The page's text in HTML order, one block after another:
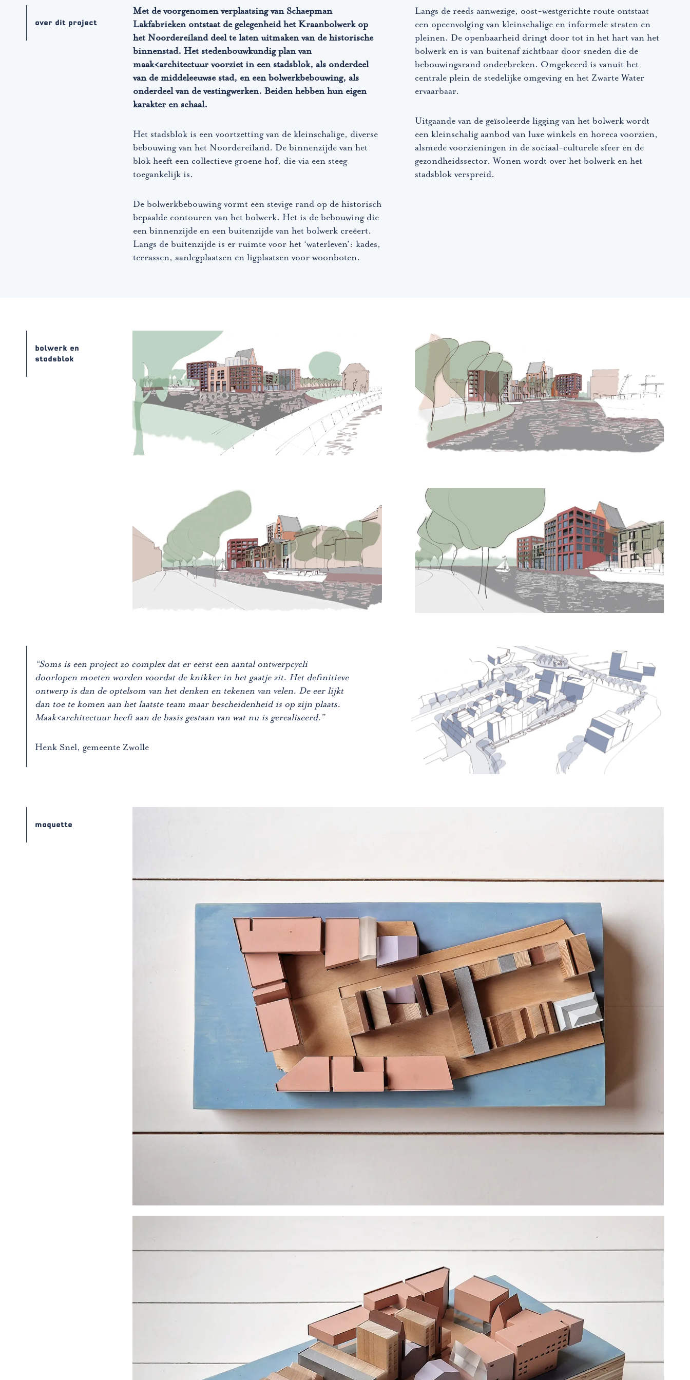
over dit project
Met de voorgenomen verplaatsing van Schaepman
Lakfabrieken ontstaat de gelegenheid het Kraanbolwerk op
het Noordereiland deel te laten uitmaken van de historische
binnenstad. Het stedenbouwkundig plan van
maak<architectuur voorziet in een stadsblok, als onderdeel
van de middeleeuwse stad, en een bolwerkbebouwing, als
onderdeel van de vestingwerken. Beiden hebben hun eigen
karakter en schaal.
Het stadsblok is een voortzetting van de kleinschalige, diverse
bebouwing van het Noordereiland. De binnenzijde van het
blok heeft een collectieve groene hof, die via een steeg
toegankelijk is.
De bolwerkbebouwing vormt een stevige rand op de historisch
bepaalde contouren van het bolwerk. Het is de bebouwing die
een binnenzijde en een buitenzijde van het bolwerk creëert.
Langs de buitenzijde is er ruimte voor het ‘waterleven’: kades,
terrassen, aanlegplaatsen en ligplaatsen voor woonboten.
Langs de reeds aanwezige, oost-westgerichte route ontstaat
een opeenvolging van kleinschalige en informele straten en
pleinen. De openbaarheid dringt door tot in het hart van het
bolwerk en is van buitenaf zichtbaar door sneden die de
bebouwingsrand onderbreken. Omgekeerd is vanuit het
centrale plein de stedelijke omgeving en het Zwarte Water
ervaarbaar.
Uitgaande van de geïsoleerde ligging van het bolwerk wordt
een kleinschalig aanbod van luxe winkels en horeca voorzien,
alsmede voorzieningen in de sociaal-culturele sfeer en de
gezondheidssector. Wonen wordt over het bolwerk en het
stadsblok verspreid.
bolwerk en
stadsblok
“Soms is een project zo complex dat er eerst een aantal ontwerpcycli
doorlopen moeten worden voordat de knikker in het gaatje zit. Het definitieve
ontwerp is dan de optelsom van het denken en tekenen van velen. De eer lijkt
dan toe te komen aan het laatste team maar bescheidenheid is op zijn plaats.
Maak<architectuur heeft aan de basis gestaan van wat nu is gerealiseerd.”
Henk Snel, gemeente Zwolle
maquette